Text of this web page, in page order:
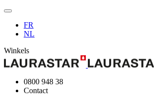
FR
NL
Winkels
0800 948 38
Contact